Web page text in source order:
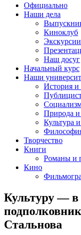
Официально
Наши дела
Киноклуб
Экскурсии
Наш досуг
Начальный курс
Наши
История и
Природа и
Культура
Творчество
Книги
Романы и
Кино
Культуру —
Стальнова